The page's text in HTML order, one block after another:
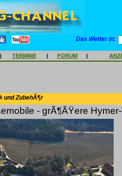
Das Wetter in:
| TERMINE | FORUM |
und ZubehÃ¶r
- grÃ¶ÃŸere